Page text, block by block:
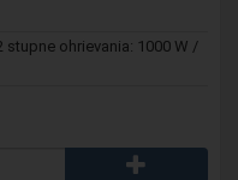
ohrievania: 1000 W /